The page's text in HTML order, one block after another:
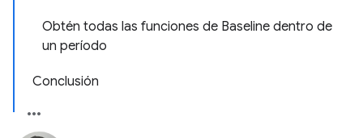
Obtén todas las funciones de Baseline dentro de
un período
Conclusión